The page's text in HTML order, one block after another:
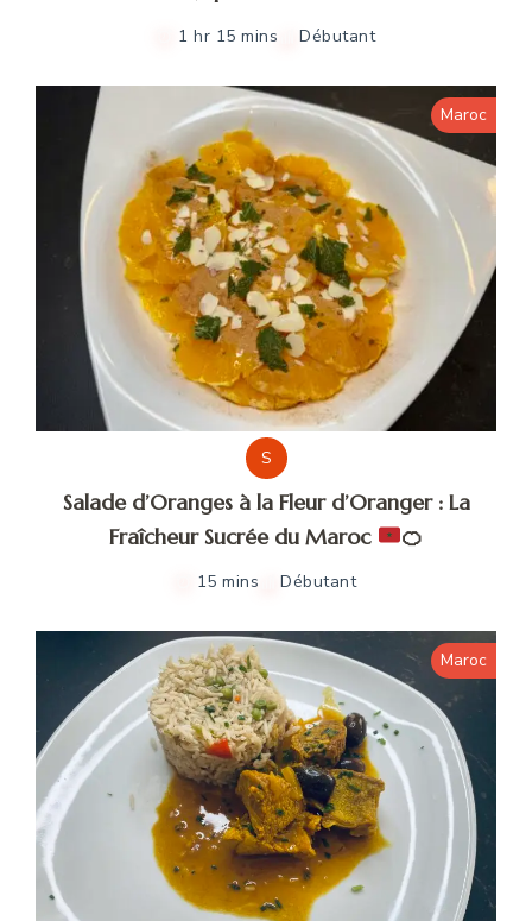
1 hr 15 mins Débutant
Maroc
S
Salade d’Oranges à la Fleur d’Oranger : La
Fraîcheur Sucrée du Maroc
🍊
15 mins Débutant
Maroc